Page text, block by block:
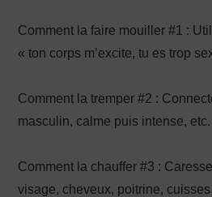
Comment la faire mouiller #1 :
« ton corps m’excite, tu es trop
Comment la tremper #2 :
masculin, calme puis intense, etc.
Comment la chauffer #3 :
visage, cheveux, poitrine,